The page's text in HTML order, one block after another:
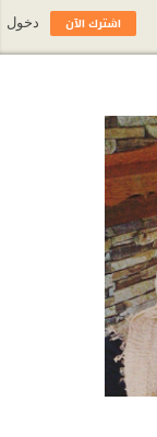
اشترك الآن دخول